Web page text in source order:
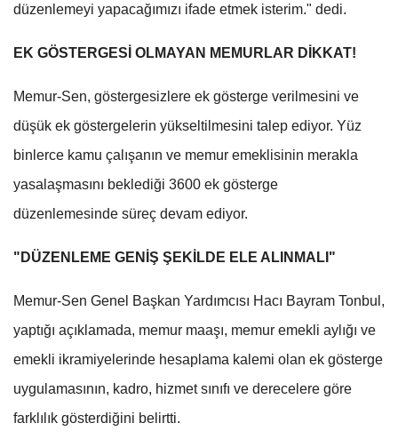
düzenlemeyi yapacağımızı ifade etmek isterim." dedi.
EK GÖSTERGESİ OLMAYAN MEMURLAR DİKKAT!
Memur-Sen, göstergesizlere ek gösterge verilmesini ve
düşük ek göstergelerin yükseltilmesini talep ediyor. Yüz
binlerce kamu çalışanın ve memur emeklisinin merakla
yasalaşmasını beklediği 3600 ek gösterge
düzenlemesinde süreç devam ediyor.
"DÜZENLEME GENİŞ ŞEKİLDE ELE ALINMALI"
Memur-Sen Genel Başkan Yardımcısı Hacı Bayram Tonbul,
yaptığı açıklamada, memur maaşı, memur emekli aylığı ve
emekli ikramiyelerinde hesaplama kalemi olan ek gösterge
uygulamasının, kadro, hizmet sınıfı ve derecelere göre
farklılık gösterdiğini belirtti.